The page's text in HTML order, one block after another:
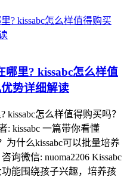
里? kissabc怎么样值
势详细解读
怎么样值得购买吗？
: kissabc 一篇带你看懂
为什么kissabc可以批量培养
询微信: nuoma2206 Kissabc
能围绕孩子兴趣，培养孩